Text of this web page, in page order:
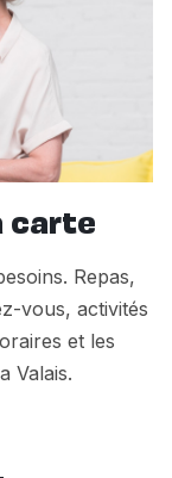
carte
Repas,
vous, activités
et les
Valais.